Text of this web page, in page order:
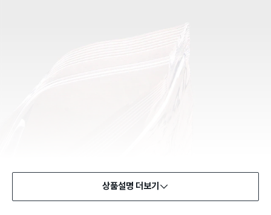
상품설명 더보기